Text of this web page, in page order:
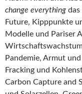
change everything das
Future, Kipppunkte
Modelle und Pariser
Pandemie, Armut
Fracking und
Carbon Capture and